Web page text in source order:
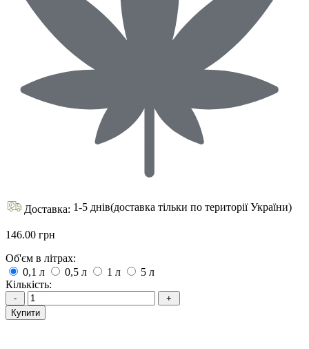
Доставка: 1-5 днів(доставка тільки по території України)
146.00 грн
Об'єм в літрах:
0,1 л
0,5 л 1 л
5 л
Кількість:
Купити